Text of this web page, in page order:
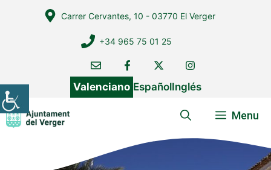
Carrer Cervantes, 10 - 03770 El Verger
+34 965 75 01 25
Valenciano EspañolInglés
Menu